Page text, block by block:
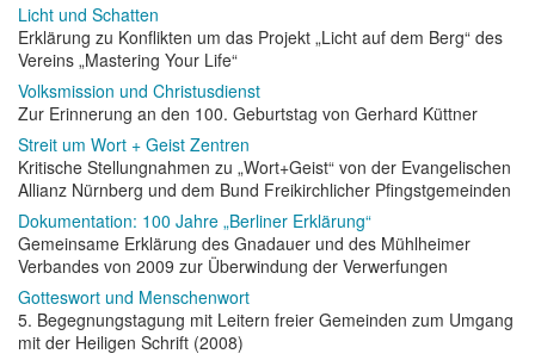
Licht und Schatten
Erklärung zu Konflikten um das Projekt „Licht auf dem Berg“ des
Vereins „Mastering Your Life“
Volksmission und Christusdienst
Zur Erinnerung an den 100. Geburtstag von Gerhard Küttner
Streit um Wort + Geist Zentren
Kritische Stellungnahmen zu „Wort+Geist“ von der Evangelischen
Allianz Nürnberg und dem Bund Freikirchlicher Pfingstgemeinden
Dokumentation: 100 Jahre „Berliner Erklärung“
Gemeinsame Erklärung des Gnadauer und des Mühlheimer
Verbandes von 2009 zur Überwindung der Verwerfungen
Gotteswort und Menschenwort
5. Begegnungstagung mit Leitern freier Gemeinden zum Umgang
mit der Heiligen Schrift (2008)